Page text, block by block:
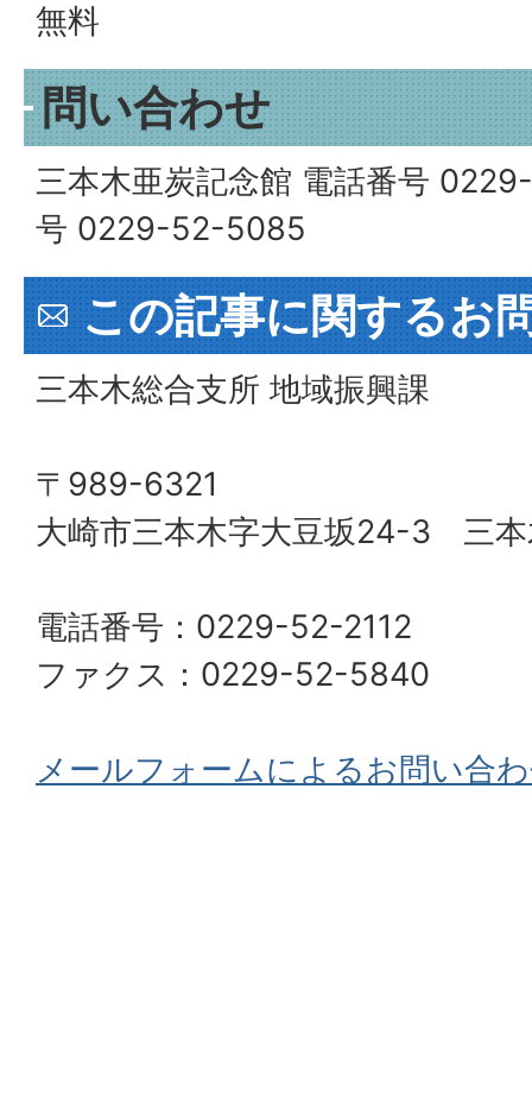
無料
問い合わせ
三本木亜炭記念館 電話番号
号 0229-52-5085
この記事に関するお
三本木総合支所 地域振興課
〒989-6321
大崎市三本木字大豆坂24-3 三本
電話番号：0229-52-2112
ファクス：0229-52-5840
メールフォームによるお問い合